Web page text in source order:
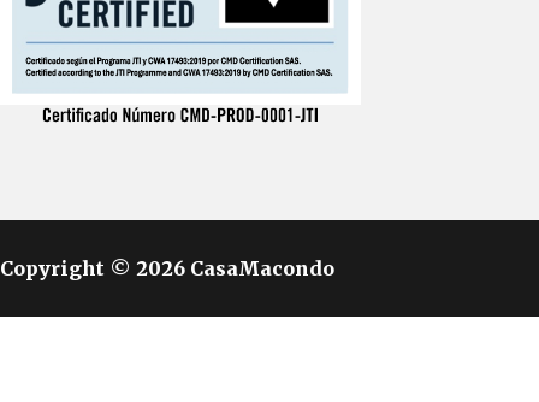
Copyright © 2026 CasaMacondo